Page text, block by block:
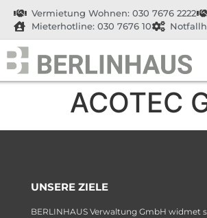
Vermietung Wohnen: 030 7676 2222
Mieterhotline: 030 7676 10
ACOTEC
UNSERE ZIELE
BERLINHAUS Verwaltung GmbH widmet